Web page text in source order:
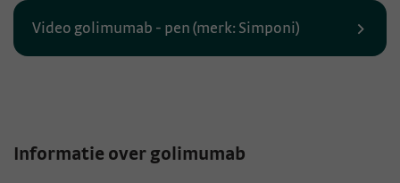
Video golimumab - pen (merk: Simponi)
Informatie over golimumab